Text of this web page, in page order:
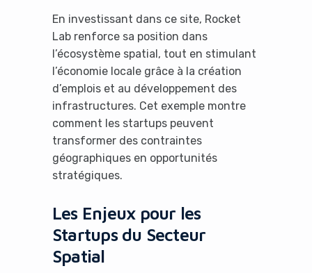
En investissant dans ce site, Rocket
Lab renforce sa position dans
l’écosystème spatial, tout en stimulant
l’économie locale grâce à la création
d’emplois et au développement des
infrastructures. Cet exemple montre
comment les startups peuvent
transformer des contraintes
géographiques en opportunités
stratégiques.
Les Enjeux pour les
Startups du Secteur
Spatial
It looks like you're
using an ad-blocker!